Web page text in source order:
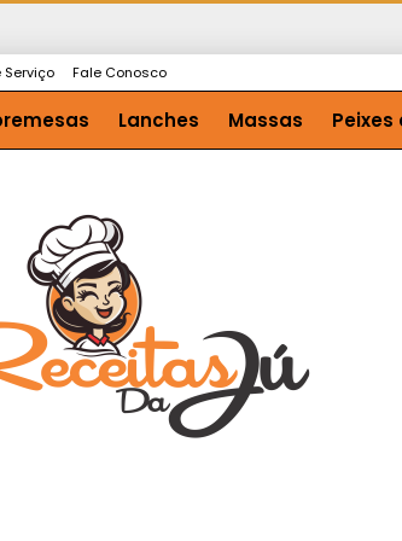
Serviço Fale Conosco
Lanches Massas Peixes